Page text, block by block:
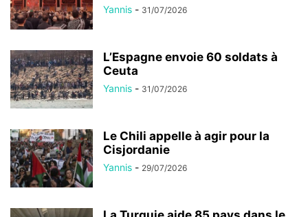
Yannis - 31/07/2026
L’Espagne envoie 60 soldats à
Ceuta
Yannis - 31/07/2026
Le Chili appelle à agir pour la
Cisjordanie
Yannis - 29/07/2026